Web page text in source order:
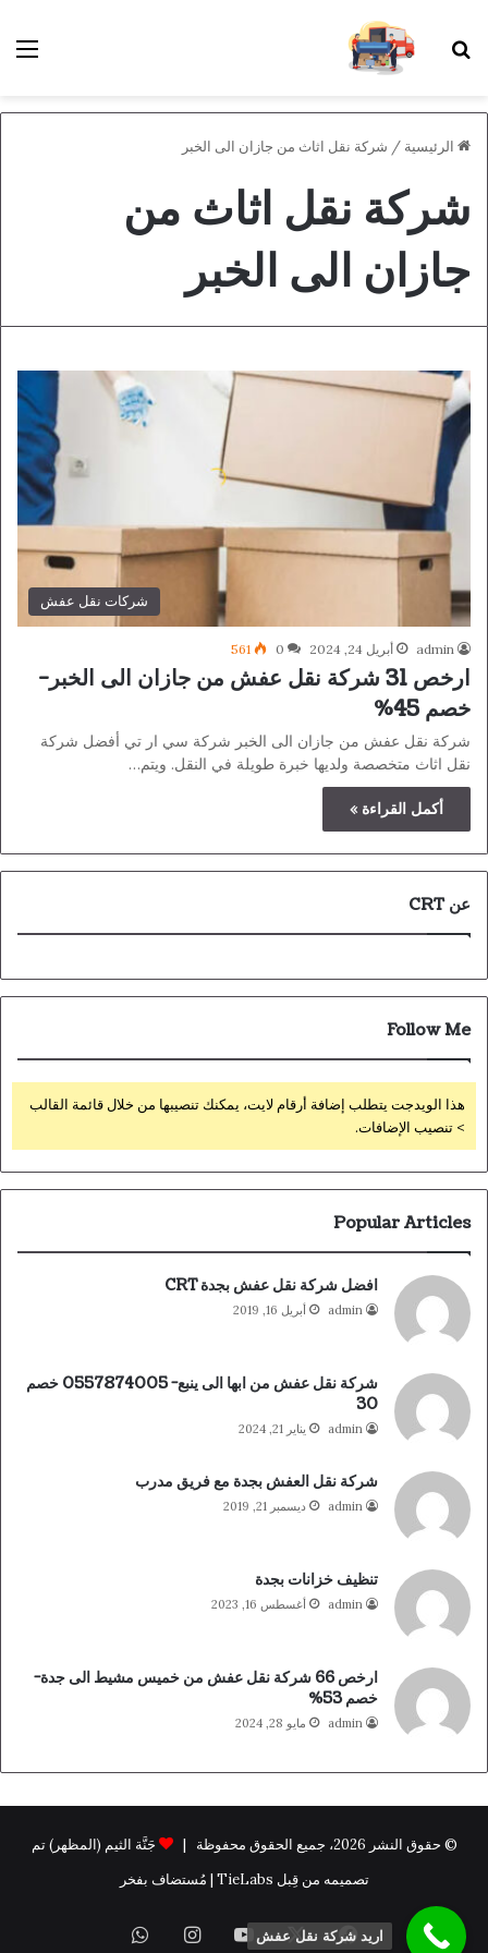
بحث عن
الرئيسية / شركة نقل اثاث من جازان الى الخبر
شركة نقل اثاث من
جازان الى الخبر
شركات نقل عفش
admin أبريل 24, 2024 0
561
ارخص 31 شركة نقل عفش من جازان الى الخبر-
خصم 45%
شركة نقل عفش من جازان الى الخبر شركة سي ار تي أفضل شركة
نقل اثاث متخصصة ولديها خبرة طويلة في النقل. ويتم…
أكمل القراءة »
عن CRT
Follow Me
هذا الويدجت يتطلب إضافة أرقام لايت، يمكنك تنصيبها من خلال قائمة القالب
> تنصيب الإضافات.
Popular Articles
افضل شركة نقل عفش بجدة CRT
admin أبريل 16, 2019
شركة نقل عفش من ابها الى ينبع- 0557874005 خصم
30
admin يناير 21, 2024
شركة نقل العفش بجدة مع فريق مدرب
admin ديسمبر 21, 2019
تنظيف خزانات بجدة
admin أغسطس 16, 2023
ارخص 66 شركة نقل عفش من خميس مشيط الى جدة-
خصم 53%
admin مايو 28, 2024
© حقوق النشر 2026، جميع الحقوق محفوظة |
جَنَّة الثيم (المظهر) تم
تصميمه من قِبل TieLabs | مُستضاف بفخر
فيسبوك
X يوتيوبانستقرامواتساب اريد شركة نقل عفش